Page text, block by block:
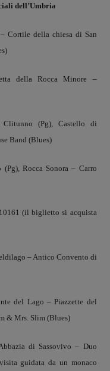
dell’Umbria
Cortile della chiesa di San
della Rocca Minore –
Clitunno (Pg), Castello di
Band (Blues)
Rocca Sonora – Carro
(il biglietto si acquista
– Antico Convento di
del Lago – Piazzette del
& Mrs. Slim (Blues)
di Sassovivo – Duo
guidata da un monaco